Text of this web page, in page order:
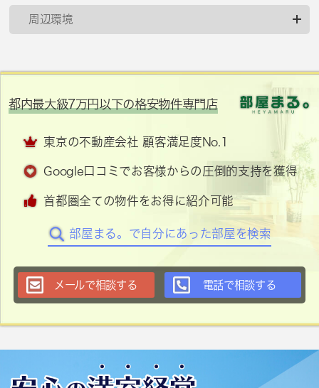
周辺環境
都内最大級7万円以下の格安物件専門店
東京の不動産会社 顧客満足度No.1
Google口コミでお客様からの圧倒的支持を獲得
首都圏全ての物件をお得に紹介可能
部屋まる。で自分にあった部屋を検索
メールで相談する 電話で相談する